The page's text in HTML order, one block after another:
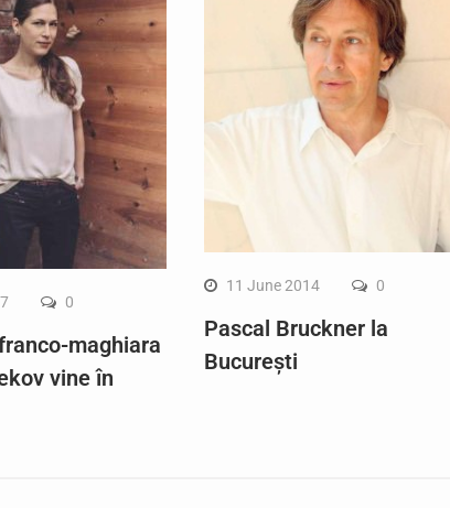
0
maghiara
vine în
11 June 2014 0
Pascal Bruckner la
București